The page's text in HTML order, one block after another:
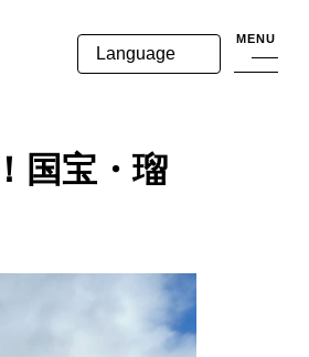
MENU
Language
国宝・瑠